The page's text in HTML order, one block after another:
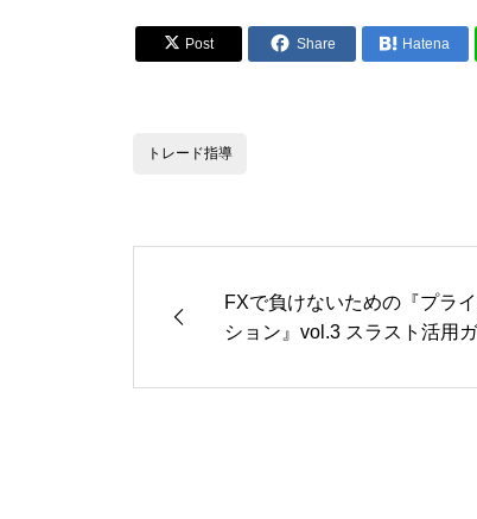
 Post  Share  Hatena
トレード指導
FXで負けないための『プラ
ション』vol.3 スラスト活用